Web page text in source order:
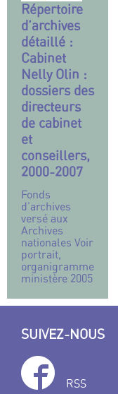
Répertoire
d’archives
détaillé :
Cabinet
Nelly Olin :
dossiers des
directeurs
de cabinet
et
conseillers,
2000-2007
Fonds
d’archives
versé aux
Archives
nationales Voir
portrait,
organigramme
ministère 2005
SUIVEZ-NOUS
RSS